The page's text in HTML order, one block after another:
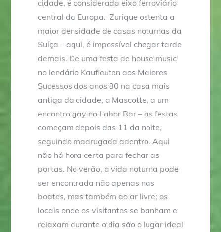
cidade, é considerada eixo ferroviário
central da Europa. Zurique ostenta a
maior densidade de casas noturnas da
Suíça – aqui, é impossível chegar tarde
demais. De uma festa de house music
no lendário Kaufleuten aos Maiores
Sucessos dos anos 80 na casa mais
antiga da cidade, a Mascotte, a um
encontro gay no Labor Bar – as festas
começam depois das 11 da noite,
seguindo madrugada adentro. Aqui
não há hora certa para fechar as
portas. No verão, a vida noturna pode
ser encontrada não apenas nas
boates, mas também ao ar livre; os
locais onde os visitantes se banham e
relaxam durante o dia são o lugar ideal